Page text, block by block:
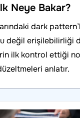
Neye Bakar?
dark
değil erişilebilirliği
ilk kontrol ettiği
anlatır.